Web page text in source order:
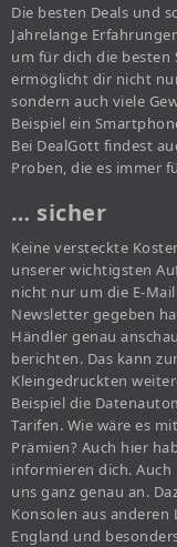
Die besten Deals und
Jahrelange
um für dich die besten
ermöglicht dir nicht
sondern auch viele
Beispiel ein
Bei DealGott findest
Proben, die es immer
… sicher
Keine versteckte
unserer wichtigsten
nicht nur um die E-
Newsletter gegeben
Händler genau
berichten. Das kann
Kleingedruckten
Beispiel die
Tarifen. Wie wäre es
Prämien? Auch hier
informieren dich. Auch
uns ganz genau an.
Konsolen aus anderen
England und